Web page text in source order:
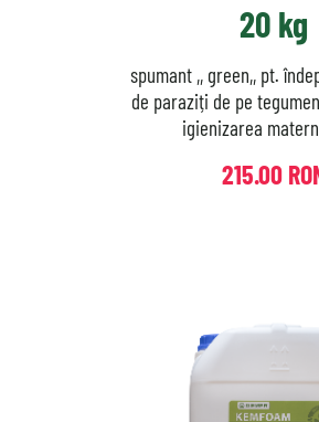
20 kg
spumant ,, green,, pt.
de paraziți de pe
igienizarea
215.00